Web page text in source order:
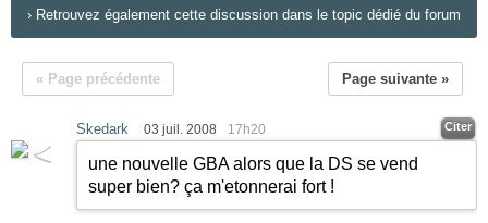
› Retrouvez également cette discussion dans le topic dédié du forum
« Page précédente Page suivante »
Skedark 03 juil. 2008 17h20 Citer
une nouvelle GBA alors que la DS se vend
super bien? ça m'etonnerai fort !